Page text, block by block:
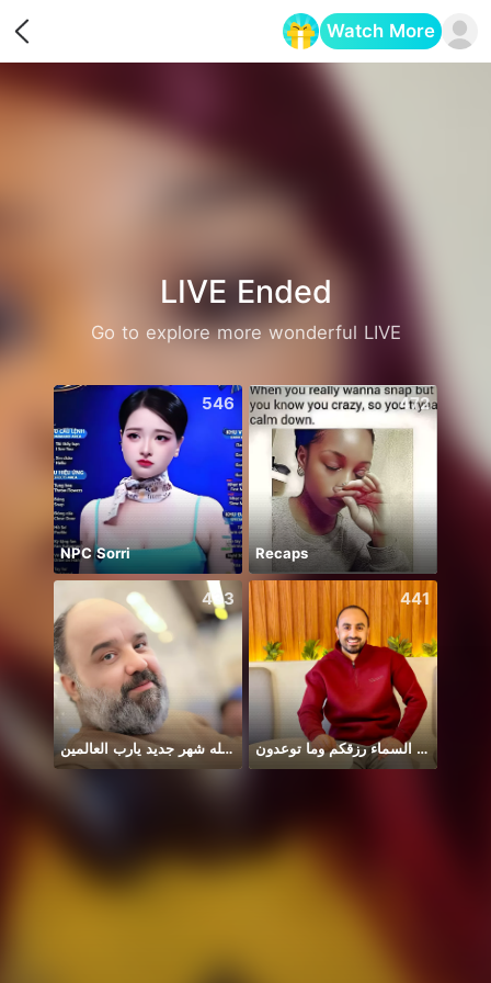
Watch More
LIVE Ended
Go to explore more wonderful LIVE
546
NPC Sorri
472
Recaps
433
يا الله شهر جديد يارب العالمين
441
وفى السماء رزقكم وما توعدون